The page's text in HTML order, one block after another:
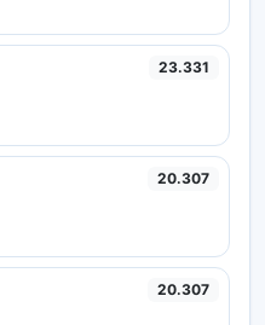
23.331
20.307
20.307